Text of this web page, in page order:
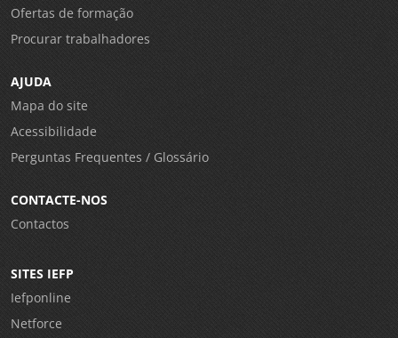
Ofertas de formação
Procurar trabalhadores
AJUDA
Mapa do site
Acessibilidade
Perguntas Frequentes / Glossário
CONTACTE-NOS
Contactos
SITES IEFP
Iefponline
Netforce